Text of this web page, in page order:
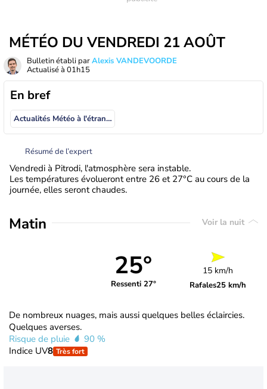
MÉTÉO DU VENDREDI 21 AOÛT
Bulletin établi parAlexis VANDEVOORDE
Actualisé à 01h15
En bref
Actualités Météo à l'étranger
Résumé de l’expert
Vendredi à Pitrodi, l'atmosphère sera instable.
Les températures évolueront entre 26 et 27°C au cours de la
journée, elles seront chaudes.
Matin Voir la nuit
25°
Ressenti 27°
15 km/h
Rafales25 km/h
De nombreux nuages, mais aussi quelques belles éclaircies.
Quelques averses.
Risque de pluie
90 %
Indice UV8 Très fort